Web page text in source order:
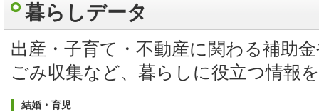
暮らしデータ
出産・子育て・不動産に関わる補助
ごみ収集など、暮らしに役立つ情報
結婚・育児